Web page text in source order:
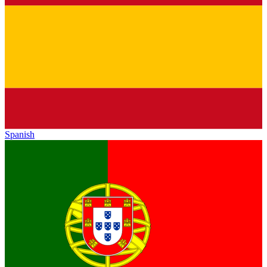
Spanish